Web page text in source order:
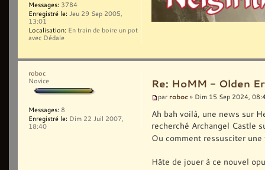
Messages: 3784
Enregistré le: Jeu 29 Sep 2005,
13:01
Localisation: En train de boire un pot
avec Dédale
Re: HoMM - Olden
par roboc » Dim 15 Sep 2024,
Ah bah voilà, une news sur
recherché Archangel Castle
Ou comment ressusciter
Hâte de jouer à ce nouvel
roboc
Novice
Messages: 8
Enregistré le: Dim 22 Juil 2007,
18:40